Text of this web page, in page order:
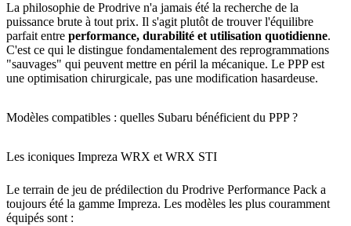
La philosophie de Prodrive n'a jamais été la recherche de la
puissance brute à tout prix. Il s'agit plutôt de trouver l'équilibre
parfait entre performance, durabilité et utilisation quotidienne.
C'est ce qui le distingue fondamentalement des reprogrammations
"sauvages" qui peuvent mettre en péril la mécanique. Le PPP est
une optimisation chirurgicale, pas une modification hasardeuse.
Modèles compatibles : quelles Subaru bénéficient du PPP ?
Les iconiques Impreza WRX et WRX STI
Le terrain de jeu de prédilection du Prodrive Performance Pack a
toujours été la gamme Impreza. Les modèles les plus couramment
équipés sont :